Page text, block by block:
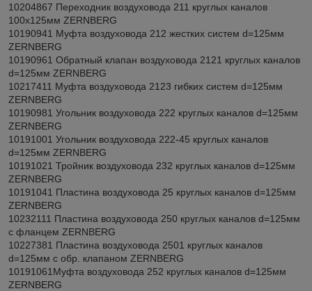
10204867 Переходник воздуховода 211 круглых каналов
100х125мм ZERNBERG
10190941 Муфта воздуховода 212 жестких систем d=125мм
ZERNBERG
10190961 Обратный клапан воздуховода 2121 круглых каналов
d=125мм ZERNBERG
10217411 Муфта воздуховода 2123 гибких систем d=125мм
ZERNBERG
10190981 Угольник воздуховода 222 круглых каналов d=125мм
ZERNBERG
10191001 Угольник воздуховода 222-45 круглых каналов
d=125мм ZERNBERG
10191021 Тройник воздуховода 232 круглых каналов d=125мм
ZERNBERG
10191041 Пластина воздуховода 25 круглых каналов d=125мм
ZERNBERG
10232111 Пластина воздуховода 250 круглых каналов d=125мм
с фланцем ZERNBERG
10227381 Пластина воздуховода 2501 круглых каналов
d=125мм с обр. клапаном ZERNBERG
10191061Муфта воздуховода 252 круглых каналов d=125мм
ZERNBERG